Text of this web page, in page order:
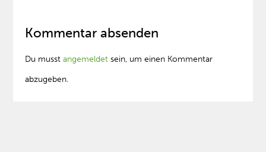
Kommentar absenden
Du musstangemeldet sein, um einen Kommentar
abzugeben.